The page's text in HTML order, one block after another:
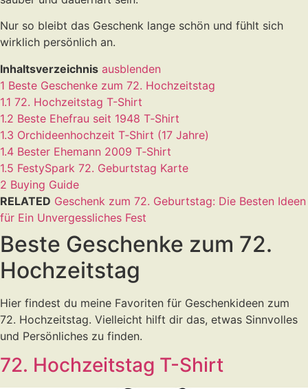
Nur so bleibt das Geschenk lange schön und fühlt sich
wirklich persönlich an.
Inhaltsverzeichnis ausblenden
1 Beste Geschenke zum 72. Hochzeitstag
1.1 72. Hochzeitstag T-Shirt
1.2 Beste Ehefrau seit 1948 T‑Shirt
1.3 Orchideenhochzeit T‑Shirt (17 Jahre)
1.4 Bester Ehemann 2009 T‑Shirt
1.5 FestySpark 72. Geburtstag Karte
2 Buying Guide
RELATED Geschenk zum 72. Geburtstag: Die Besten Ideen
für Ein Unvergessliches Fest
Beste Geschenke zum 72.
Hochzeitstag
Hier findest du meine Favoriten für Geschenkideen zum
72. Hochzeitstag. Vielleicht hilft dir das, etwas Sinnvolles
und Persönliches zu finden.
72. Hochzeitstag T-Shirt